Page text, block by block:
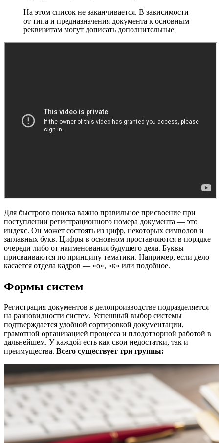
На этом список не заканчивается. В зависимости
от типа и предназначения документа к основным
реквизитам могут дописать дополнительные.
Для быстрого поиска важно правильное присвоение при
поступлении регистрационного номера документа — это
индекс. Он может состоять из цифр, некоторых символов и
заглавных букв. Цифры в основном проставляются в порядке
очереди либо от наименования будущего дела. Буквы
присваиваются по принципу тематики. Например, если дело
касается отдела кадров — «о», «к» или подобное.
Формы систем
Регистрация документов в делопроизводстве подразделяется
на разновидности систем. Успешный выбор системы
подтверждается удобной сортировкой документации,
грамотной организацией процесса и плодотворной работой в
дальнейшем. У каждой есть как свои недостатки, так и
преимущества. Всего существует три группы: